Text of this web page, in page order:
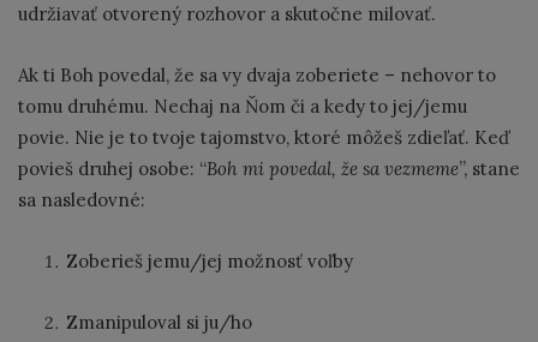
udržiavať otvorený rozhovor a skutočne milovať.
Ak ti Boh povedal, že sa vy dvaja zoberiete – nehovor to
tomu druhému. Nechaj na Ňom či a kedy to jej/jemu
povie. Nie je to tvoje tajomstvo, ktoré môžeš zdieľať. Keď
povieš druhej osobe: “Boh mi povedal, že sa vezmeme”, stane
sa nasledovné:
Zoberieš jemu/jej možnosť voľby
Zmanipuloval si ju/ho